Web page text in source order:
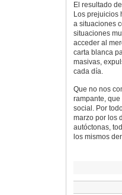
El resultado
Los prejuicios
a situaciones
situaciones
acceder al
carta blanca
masivas,
cada día.
Que no nos
rampante,
social. Por
marzo por los
autóctonas,
los mismos